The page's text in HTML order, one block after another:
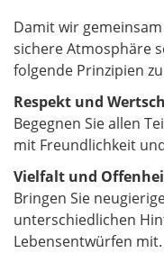
Damit wir
sichere Atmosphäre
folgende Prinzipien
Respekt und
Begegnen Sie allen
mit Freundlichkeit
Vielfalt und
Bringen Sie
unterschiedlichen
Lebensentwürfen mit.